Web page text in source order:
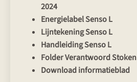
2024
Energielabel Senso L
Lijntekening Senso L
Handleiding Senso L
Folder Verantwoord Stoken
Download informatieblad